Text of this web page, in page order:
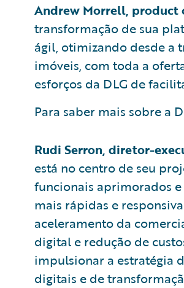
Andrew Morrell, product
transformação de sua
ágil, otimizando desde a
imóveis, com toda a
esforços da DLG de
Para saber mais sobre a
Rudi Serron, diretor-
está no centro de seu
funcionais aprimorados
mais rápidas e
aceleramento da
digital e redução de
impulsionar a estratégia
digitais e de